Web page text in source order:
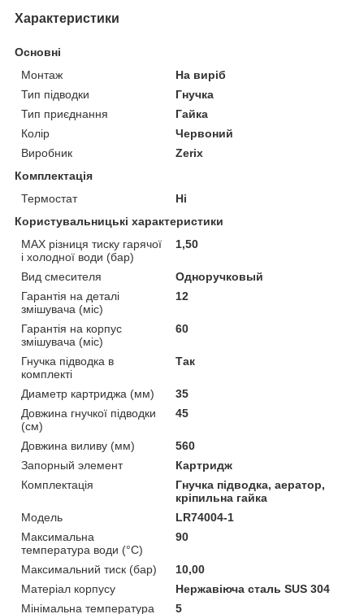
Характеристики
Основні
Монтаж
На виріб
Тип підводки
Гнучка
Тип приєднання
Гайка
Колір
Червоний
Виробник
Zerix
Комплектація
Термостат
Ні
Користувальницькі характеристики
MAX різниця тиску гарячої
і холодної води (бар)
1,50
Вид смесителя
Одноручковый
Гарантія на деталі
змішувача (міс)
12
Гарантія на корпус
змішувача (міс)
60
Гнучка підводка в
комплекті
Так
Диаметр картриджа (мм)
35
Довжина гнучкої підводки
(см)
45
Довжина виливу (мм)
560
Запорный элемент
Картридж
Комплектація
Гнучка підводка, аератор,
кріпильна гайка
Мoдель
LR74004-1
Максимальна
температура води (°C)
90
Максимальний тиск (бар)
10,00
Матеріал корпусу
Нержавіюча сталь SUS 304
Мінімальна температура
5